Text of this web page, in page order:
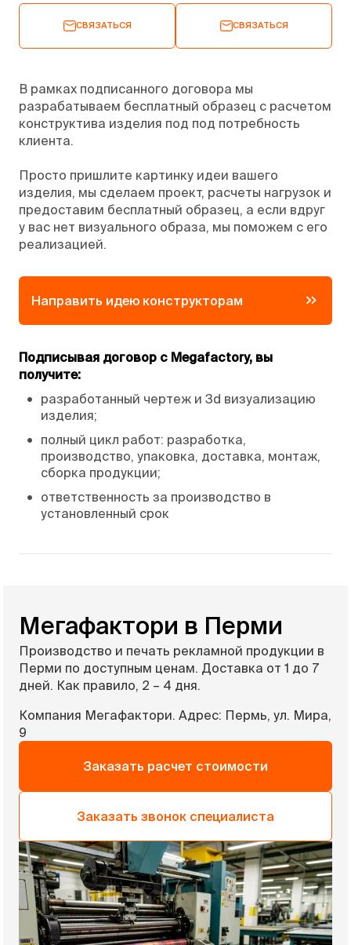
СВЯЗАТЬСЯ СВЯЗАТЬСЯ
В рамках подписанного договора мы
разрабатываем бесплатный образец с расчетом
конструктива изделия под под потребность
клиента.
Просто пришлите картинку идеи вашего
изделия, мы сделаем проект, расчеты нагрузок и
предоставим бесплатный образец, а если вдруг
у вас нет визуального образа, мы поможем с его
реализацией.
Направить идею конструкторам
Подписывая договор с Megafactory, вы
получите:
•
разработанный чертеж и 3d визуализацию
изделия;
•
полный цикл работ: разработка,
производство, упаковка, доставка, монтаж,
сборка продукции;
•
ответственность за производство в
установленный срок
Мегафактори в Перми
Производство и печать рекламной продукции в
Перми по доступным ценам. Доставка от 1 до 7
дней. Как правило, 2 – 4 дня.
Компания Мегафактори. Адрес: Пермь, ул. Мира,
9
Заказать расчет стоимости
Заказать звонок специалиста